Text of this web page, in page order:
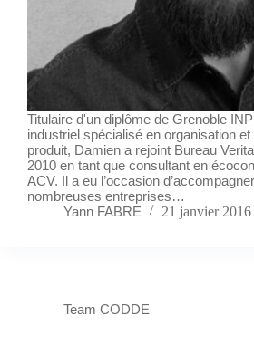
Titulaire d'un diplôme de Grenoble
industriel spécialisé en organisation
produit, Damien a rejoint Bureau
2010 en tant que consultant en
ACV. Il a eu l’occasion
nombreuses entreprises…
Yann FABRE
21 janvier 2016
Team CODDE